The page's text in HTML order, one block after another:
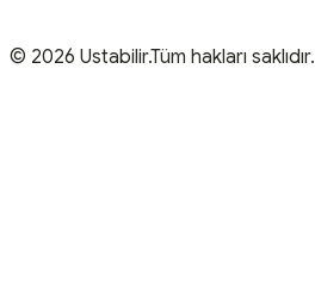
© 2026 Ustabilir.Tüm hakları saklıdır.